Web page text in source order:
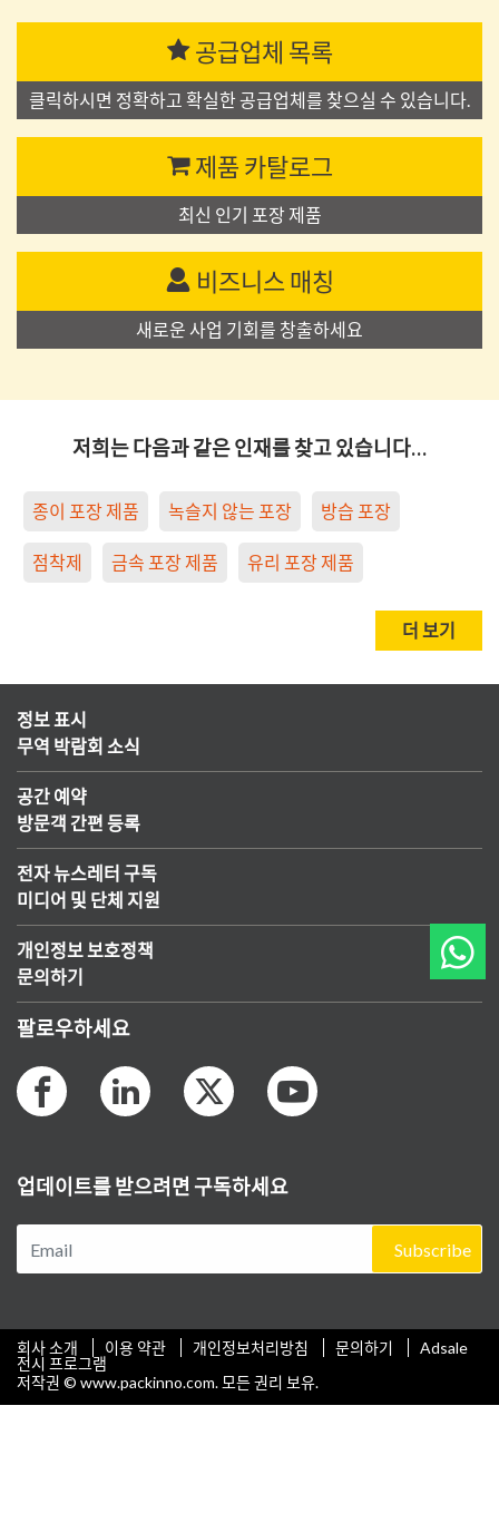
공급업체 목록
클릭하시면 정확하고 확실한 공급업체를 찾으실 수 있습니다.
제품 카탈로그
최신 인기 포장 제품
비즈니스 매칭
새로운 사업 기회를 창출하세요
저희는 다음과 같은 인재를 찾고 있습니다…
종이 포장 제품 녹슬지 않는 포장 방습 포장
점착제 금속 포장 제품 유리 포장 제품
더 보기
정보 표시
무역 박람회 소식
공간 예약
방문객 간편 등록
전자 뉴스레터 구독
미디어 및 단체 지원
개인정보 보호정책
문의하기
팔로우하세요
업데이트를 받으려면 구독하세요
Subscribe
회사 소개 이용 약관 개인정보처리방침 문의하기
Adsale
전시 프로그램
저작권 © www.packinno.com. 모든 권리 보유.